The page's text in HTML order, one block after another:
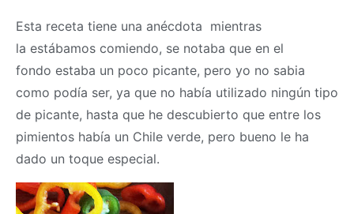
Esta receta tiene una anécdota mientras
la estábamos comiendo, se notaba que en el
fondo estaba un poco picante, pero yo no sabia
como podía ser, ya que no había utilizado ningún tipo
de picante, hasta que he descubierto que entre los
pimientos había un Chile verde, pero bueno le ha
dado un toque especial.